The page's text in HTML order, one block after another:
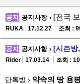
공지 공지사항 › [전국
RUKA
17.12.27 조회 :
공지 공지사항 › [시즌방
Rider
17.03.14 조회 :
단톡방 › 약속의 땅 용